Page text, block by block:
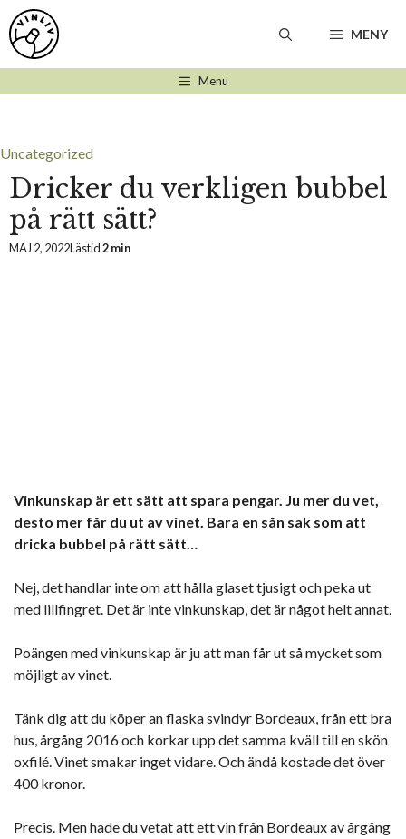
Hoppa
till
innehåll
MENY
Menu
Uncategorized
Dricker du verkligen bubbel
på rätt sätt?
MAJ 2, 2022Lästid2 min
Vinkunskap är ett sätt att spara pengar. Ju mer du vet,
desto mer får du ut av vinet. Bara en sån sak som att
dricka bubbel på rätt sätt…
Nej, det handlar inte om att hålla glaset tjusigt och peka ut
med lillfingret. Det är inte vinkunskap, det är något helt annat.
Poängen med vinkunskap är ju att man får ut så mycket som
möjligt av vinet.
Tänk dig att du köper an flaska svindyr Bordeaux, från ett bra
hus, årgång 2016 och korkar upp det samma kväll till en skön
oxfilé. Vinet smakar inget vidare. Och ändå kostade det över
400 kronor.
Precis. Men hade du vetat att ett vin från Bordeaux av årgång